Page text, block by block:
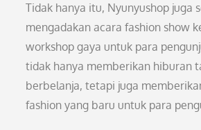
Tidak hanya itu, Nyunyushop juga
mengadakan acara fashion show
workshop gaya untuk para
tidak hanya memberikan hiburan
berbelanja, tetapi juga
fashion yang baru untuk para